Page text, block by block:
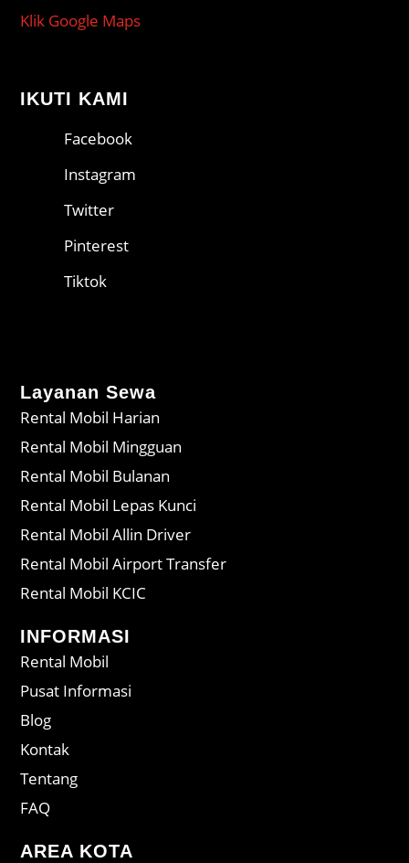
Klik Google Maps
IKUTI KAMI
Facebook
Instagram
Twitter
Pinterest
Tiktok
Layanan Sewa
Rental Mobil Harian
Rental Mobil Mingguan
Rental Mobil Bulanan
Rental Mobil Lepas Kunci
Rental Mobil Allin Driver
Rental Mobil Airport Transfer
Rental Mobil KCIC
INFORMASI
Rental Mobil
Pusat Informasi
Blog
Kontak
Tentang
FAQ
AREA KOTA